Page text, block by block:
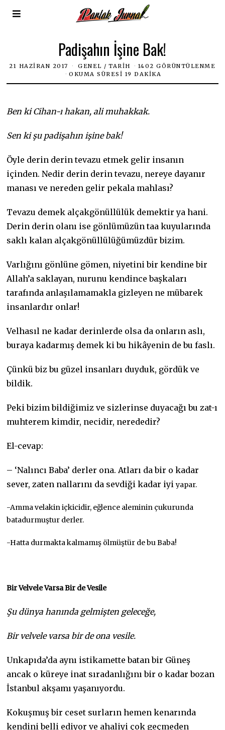
Padişahın İşine Bak!
21 HAZIRAN 2017 GENEL / TARIH
1402 GÖRÜNTÜLENME
OKUMA SÜRESI 19 DAKIKA
Ben ki Cihan-ı hakan, ali muhakkak.
Sen ki şu padişahın işine bak!
Öyle derin derin tevazu etmek gelir insanın
içinden. Nedir derin derin tevazu, nereye dayanır
manası ve nereden gelir pekala mahlası?
Tevazu demek alçakgönüllülük demektir ya hani.
Derin derin olanı ise gönlümüzün taa kuyularında
saklı kalan alçakgönüllülüğümüzdür bizim.
Varlığını gönlüne gömen, niyetini bir kendine bir
Allah’a saklayan, nurunu kendince başkaları
tarafında anlaşılamamakla gizleyen ne mübarek
insanlardır onlar!
Velhasıl ne kadar derinlerde olsa da onların aslı,
buraya kadarmış demek ki bu hikâyenin de bu faslı.
Çünkü biz bu güzel insanları duyduk, gördük ve
bildik.
Peki bizim bildiğimiz ve sizlerinse duyacağı bu zat-ı
muhterem kimdir, necidir, nerededir?
El-cevap:
– ‘Nalıncı Baba’ derler ona. Atları da bir o kadar
sever, zaten nallarını da sevdiği kadar iyiyapar.
-Amma velakin içkicidir, eğlence aleminin çukurunda
batadurmuştur derler.
-Hatta durmakta kalmamış ölmüştür de bu Baba!
Bir Velvele Varsa Bir de Vesile
Şu dünya hanında gelmişten geleceğe,
Bir velvele varsa bir de ona vesile.
Unkapıda’da aynı istikamette batan bir Güneş
ancak o küreye inat sıradanlığını bir o kadar bozan
İstanbul akşamı yaşanıyordu.
Kokuşmuş bir ceset surların hemen kenarında
kendini belli ediyor ve ahaliyi çok geçmeden